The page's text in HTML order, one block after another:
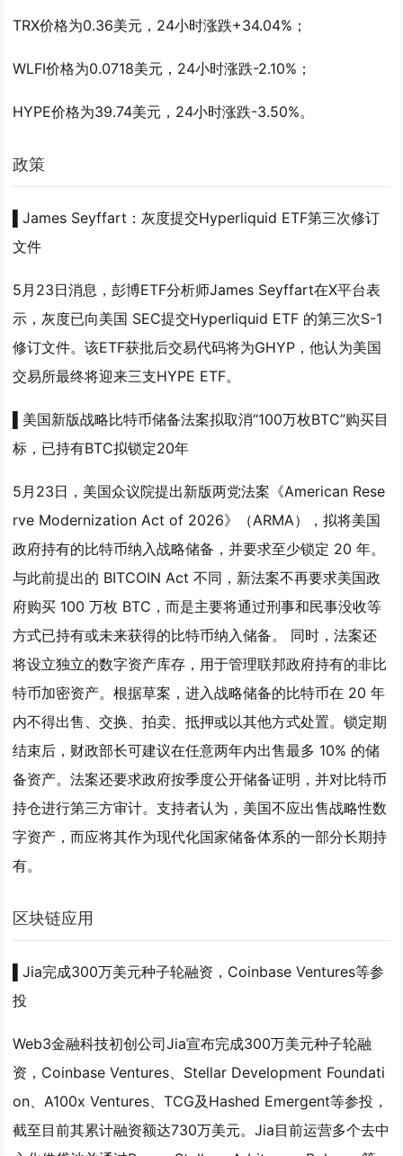
TRX价格为0.36美元，24小时涨跌+34.04%；
WLFI价格为0.0718美元，24小时涨跌-2.10%；
HYPE价格为39.74美元，24小时涨跌-3.50%。
政策
▌James Seyffart：灰度提交Hyperliquid ETF第三次修订
文件
5月23日消息，彭博ETF分析师James Seyffart在X平台表
示，灰度已向美国 SEC提交Hyperliquid ETF 的第三次S-1
修订文件。该ETF获批后交易代码将为GHYP，他认为美国
交易所最终将迎来三支HYPE ETF。
▌美国新版战略比特币储备法案拟取消“100万枚BTC”购买目
标，已持有BTC拟锁定20年
5月23日，美国众议院提出新版两党法案《American Rese
rve Modernization Act of 2026》（ARMA），拟将美国
政府持有的比特币纳入战略储备，并要求至少锁定 20 年。
与此前提出的 BITCOIN Act 不同，新法案不再要求美国政
府购买 100 万枚 BTC，而是主要将通过刑事和民事没收等
方式已持有或未来获得的比特币纳入储备。 同时，法案还
将设立独立的数字资产库存，用于管理联邦政府持有的非比
特币加密资产。根据草案，进入战略储备的比特币在 20 年
内不得出售、交换、拍卖、抵押或以其他方式处置。锁定期
结束后，财政部长可建议在任意两年内出售最多 10% 的储
备资产。法案还要求政府按季度公开储备证明，并对比特币
持仓进行第三方审计。支持者认为，美国不应出售战略性数
字资产，而应将其作为现代化国家储备体系的一部分长期持
有。
区块链应用
▌Jia完成300万美元种子轮融资，Coinbase Ventures等参
投
Web3金融科技初创公司Jia宣布完成300万美元种子轮融
资，Coinbase Ventures、Stellar Development Foundati
on、A100x Ventures、TCG及Hashed Emergent等参投，
截至目前其累计融资额达730万美元。Jia目前运营多个去中